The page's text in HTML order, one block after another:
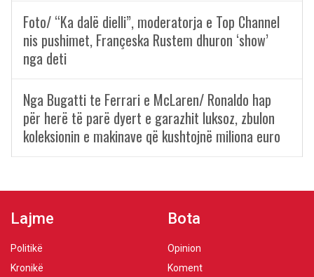
Foto/ “Ka dalë dielli”, moderatorja e Top Channel
nis pushimet, Françeska Rustem dhuron ‘show’
nga deti
Nga Bugatti te Ferrari e McLaren/ Ronaldo hap
për herë të parë dyert e garazhit luksoz, zbulon
koleksionin e makinave që kushtojnë miliona euro
Lajme
Politikë
Kronikë
Bota
Opinion
Koment